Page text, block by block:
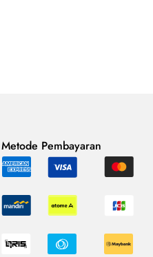
Metode Pembayaran